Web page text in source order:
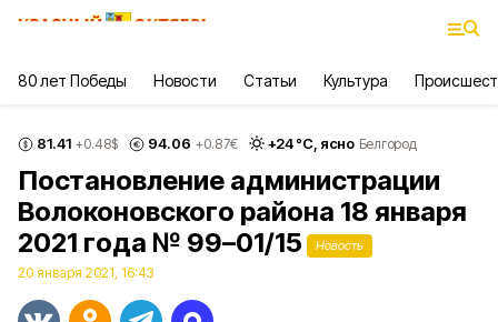
80 лет Победы Новости Статьи Культура
81.41 +0.48$ 94.06 +0.87€ +24°С, ясно Белгород
Постановление администрации
Волоконовского района 18 января
2021 года № 99–01/15
Новость
20 января 2021, 16:43